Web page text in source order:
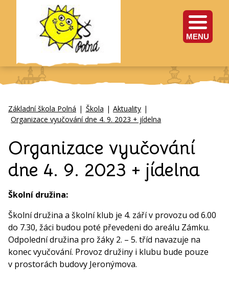
MENU
Základní škola Polná | Škola | Aktuality |
Organizace vyučování dne 4. 9. 2023 + jídelna
Organizace vyučování
dne 4. 9. 2023 + jídelna
Školní družina:
Školní družina a školní klub je 4. září v provozu od 6.00
do 7.30, žáci budou poté převedeni do areálu Zámku.
Odpolední družina pro žáky 2. – 5. tříd navazuje na
konec vyučování. Provoz družiny i klubu bude pouze
v prostorách budovy Jeronýmova.